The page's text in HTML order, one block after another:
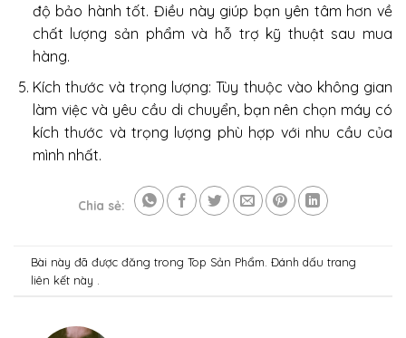
độ bảo hành tốt. Điều này giúp bạn yên tâm hơn về
chất lượng sản phẩm và hỗ trợ kỹ thuật sau mua
hàng.
Kích thước và trọng lượng: Tùy thuộc vào không gian
làm việc và yêu cầu di chuyển, bạn nên chọn máy có
kích thước và trọng lượng phù hợp với nhu cầu của
mình nhất.
Chia sẻ:
Bài này đã được đăng trongTop Sản Phẩm . Đánh dấu trang
liên kết này .